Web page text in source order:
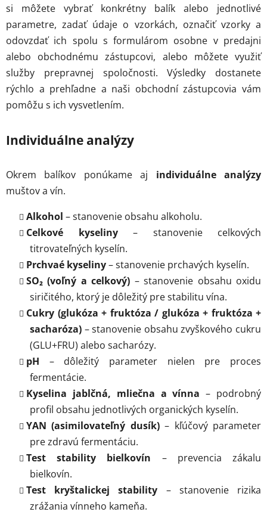
si môžete vybrať konkrétny balík alebo jednotlivé
parametre, zadať údaje o vzorkách, označiť vzorky a
odovzdať ich spolu s formulárom osobne v predajni
alebo obchodnému zástupcovi, alebo môžete využiť
služby prepravnej spoločnosti. Výsledky dostanete
rýchlo a prehľadne a naši obchodní zástupcovia vám
pomôžu s ich vysvetlením.
Individuálne analýzy
Okrem balíkov ponúkame aj individuálne analýzy
muštov a vín.
Alkohol – stanovenie obsahu alkoholu.
Celkové kyseliny– stanovenie celkových
titrovateľných kyselín.
Prchvaé kyseliny– stanovenie prchavých kyselín.
SO₂ (voľný a celkový) – stanovenie obsahu oxidu
siričitého, ktorý je dôležitý pre stabilitu vína.
Cukry (glukóza + fruktóza / glukóza + fruktóza +
sacharóza) – stanovenie obsahu zvyškového cukru
(GLU+FRU) alebo sacharózy.
pH – dôležitý parameter nielen pre proces
fermentácie.
Kyselina jablčná, mliečna a vínna – podrobný
profil obsahu jednotlivých organických kyselín.
YAN (asimilovateľný dusík)– kľúčový parameter
pre zdravú fermentáciu.
Test stability bielkovín – prevencia zákalu
bielkovín.
Test kryštalickej stability – stanovenie rizika
zrážania vínneho kameňa.